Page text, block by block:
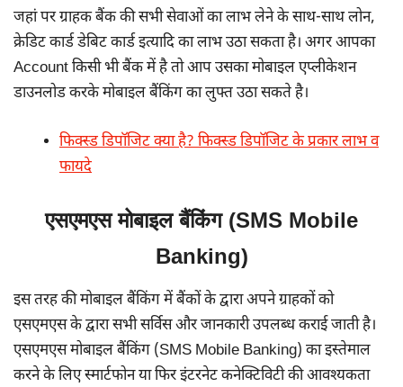
जहां पर ग्राहक बैंक की सभी सेवाओं का लाभ लेने के साथ-साथ लोन,
क्रेडिट कार्ड डेबिट कार्ड इत्यादि का लाभ उठा सकता है। अगर आपका
Account किसी भी बैंक में है तो आप उसका मोबाइल एप्लीकेशन
डाउनलोड करके मोबाइल बैंकिंग का लुफ्त उठा सकते है।
फिक्स्ड डिपॉजिट क्या है? फिक्स्ड डिपॉजिट के प्रकार लाभ व
फायदे
एसएमएस मोबाइल बैंकिंग (SMS Mobile
Banking)
इस तरह की मोबाइल बैंकिंग में बैंकों के द्वारा अपने ग्राहकों को
एसएमएस के द्वारा सभी सर्विस और जानकारी उपलब्ध कराई जाती है।
एसएमएस मोबाइल बैंकिंग (SMS Mobile Banking) का इस्तेमाल
करने के लिए स्मार्टफोन या फिर इंटरनेट कनेक्टिविटी की आवश्यकता